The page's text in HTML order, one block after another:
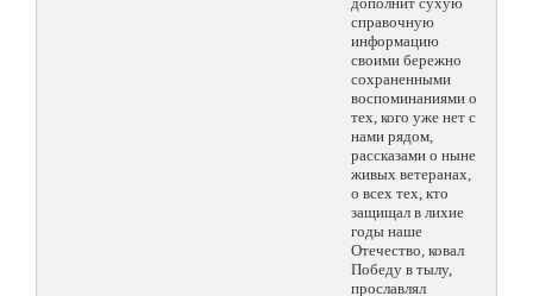
справочную
информацию
своими бережно
сохраненными
воспоминаниями о
тех, кого уже нет с
нами рядом,
рассказами о ныне
живых ветеранах,
о всех тех, кто
защищал в лихие
годы наше
Отечество, ковал
Победу в тылу,
прославлял